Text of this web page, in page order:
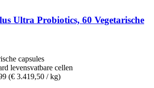
Ultra Probiotics, 60 Vegetarische
capsules
levensvatbare cellen
(€ 3.419,50 / kg)